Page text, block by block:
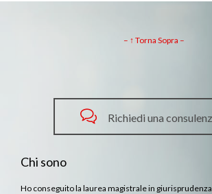
– ↑ Torna Sopra –
 Richiedi una
Chi sono
Ho conseguito la laurea magistrale in